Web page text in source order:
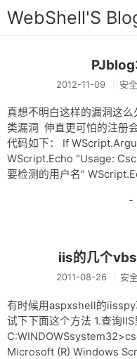
WebShell'S
2012-11-09 安全
真想不明白这样的漏洞这
类漏洞 伸直更可怕的注册
代码如下： If
WScript.Echo "Usage:
要检测的用户名"
-
iis的几个
2011-08-26 安
有时候用aspxshell的
试下下面这个方法 1.查询
Microsoft (R) Windows